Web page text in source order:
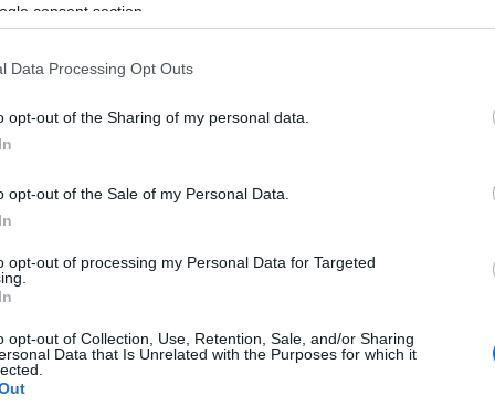
consent section.
Data Processing Opt Outs
opt-out of the Sharing of my personal data.
opt-out of the Sale of my Personal Data.
opt-out of processing my Personal Data for Targeted
opt-out of Collection, Use, Retention, Sale, and/or Sharing
Data that Is Unrelated with the Purposes for which it
valósul meg.
és Fejlesztő Zrt.
Aktuális